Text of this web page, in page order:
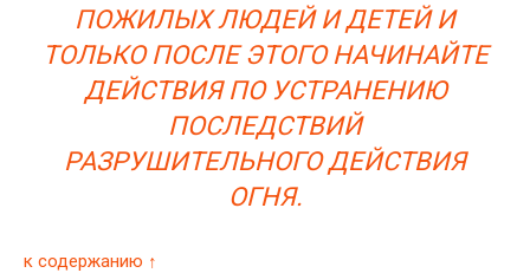
ПОЖИЛЫХ ЛЮДЕЙ И ДЕТЕЙ И
ТОЛЬКО ПОСЛЕ ЭТОГО НАЧИНАЙТЕ
ДЕЙСТВИЯ ПО УСТРАНЕНИЮ
ПОСЛЕДСТВИЙ
РАЗРУШИТЕЛЬНОГО ДЕЙСТВИЯ
ОГНЯ.
к содержанию ↑